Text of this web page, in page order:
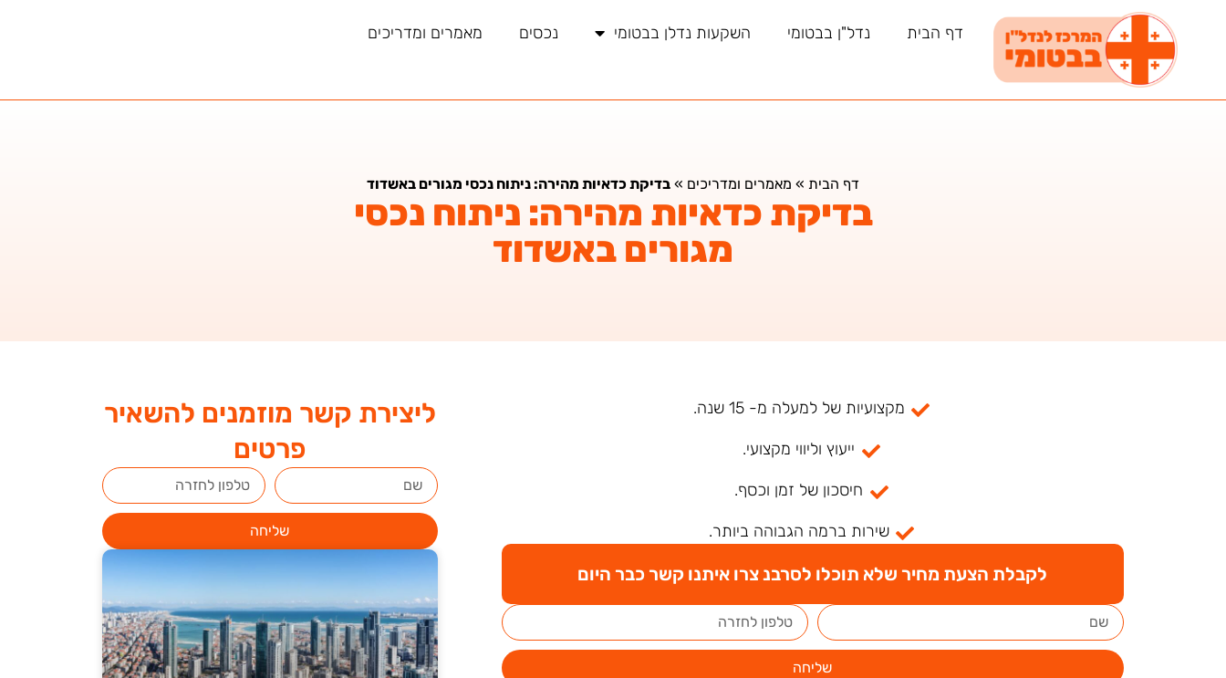
דף הבית נדל"ן בבטומי השקעות נדלן בבטומי נכסים מאמרים ומדריכים
דף הבית » מאמרים ומדריכים » בדיקת כדאיות מהירה: ניתוח נכסי מגורים באשדוד
בדיקת כדאיות מהירה: ניתוח נכסי
מגורים באשדוד
ליצירת קשר מוזמנים להשאיר
פרטים
שליחה
מקצועיות של למעלה מ- 15 שנה.
ייעוץ וליווי מקצועי.
חיסכון של זמן וכסף.
שירות ברמה הגבוהה ביותר.
לקבלת הצעת מחיר שלא תוכלו לסרבנ צרו איתנו קשר כבר היום
שליחה